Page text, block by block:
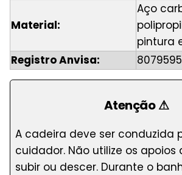
Material:
Aço
pintura
Registro Anvisa:
Atenção⚠
A cadeira deve ser conduzida
cuidador. Não utilize os apoios
subir ou descer. Durante o